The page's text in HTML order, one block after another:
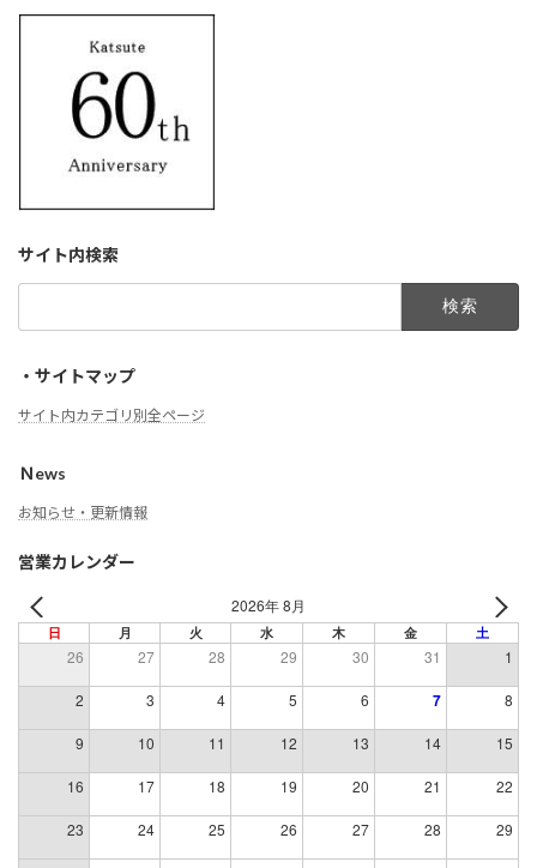
サイト内検索
・サイトマップ
サイト内カテゴリ別全ページ
Ｎews
お知らせ・更新情報
営業カレンダー
2026年 8月
日 月 火 水 木 金 土
26 27 28 29 30 31 1
2 3 4 5 6 7 8
9 10 11 12 13 14 15
16 17 18 19 20 21 22
23 24 25 26 27 28 29